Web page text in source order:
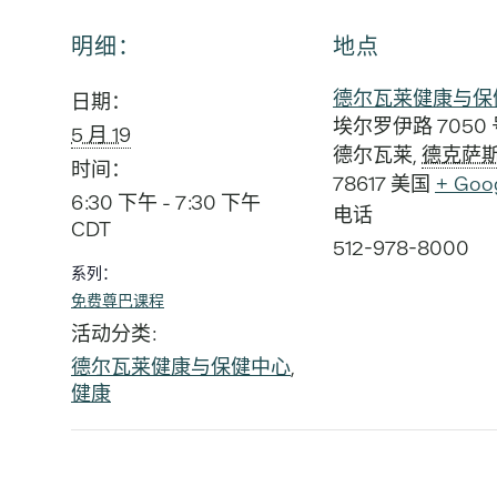
明细：
日期：
5 月 19
时间：
6:30 下午 - 7:30 下午
CDT
系列：
免费尊巴课程
活动分类:
德尔瓦莱健康与保健中心
健康
地点
德尔瓦莱健康与
埃尔罗伊路 7050
德尔瓦莱 德克萨
78617 美国 +
电话
512-978-8000